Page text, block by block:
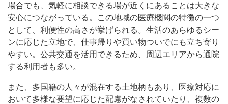
場合でも、気軽に相談できる場が近くにあることは大きな
安心につながっている。この地域の医療機関の特徴の一つ
として、利便性の高さが挙げられる。生活のあらゆるシー
ンに応じた立地で、仕事帰りや買い物ついでにも立ち寄り
やすい。公共交通を活用できるため、周辺エリアから通院
する利用者も多い。
また、多国籍の人々が混在する土地柄もあり、医療対応に
おいて多様な要望に応じた配慮がなされていたり、複数の